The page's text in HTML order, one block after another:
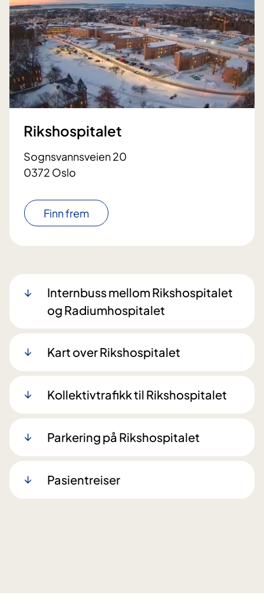
Rikshospitalet
Sognsvannsveien 20
0372 Oslo
Finn frem
Internbuss mellom Rikshospitalet
og Radiumhospitalet
Kart over Rikshospitalet
Kollektivtrafikk til Rikshospitalet
Parkering på Rikshospitalet
Pasientreiser